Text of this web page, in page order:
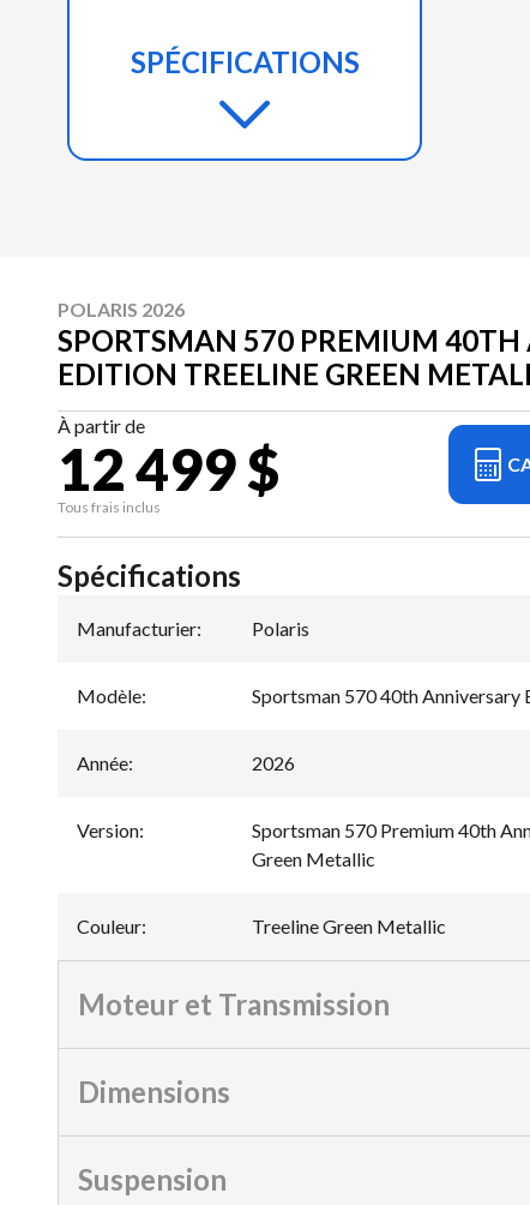
SPÉCIFICATIONS
POLARIS 2026
SPORTSMAN 570 PREMIUM 40TH
EDITION TREELINE GREEN
À partir de
12 499 $
Tous frais inclus
Spécifications
Manufacturier: Polaris
Modèle: Sportsman 570 40th Anniversary
Année: 2026
Version:
Sportsman 570 Premium 40th
Green Metallic
Couleur: Treeline Green Metallic
Moteur et Transmission
Dimensions
Suspension